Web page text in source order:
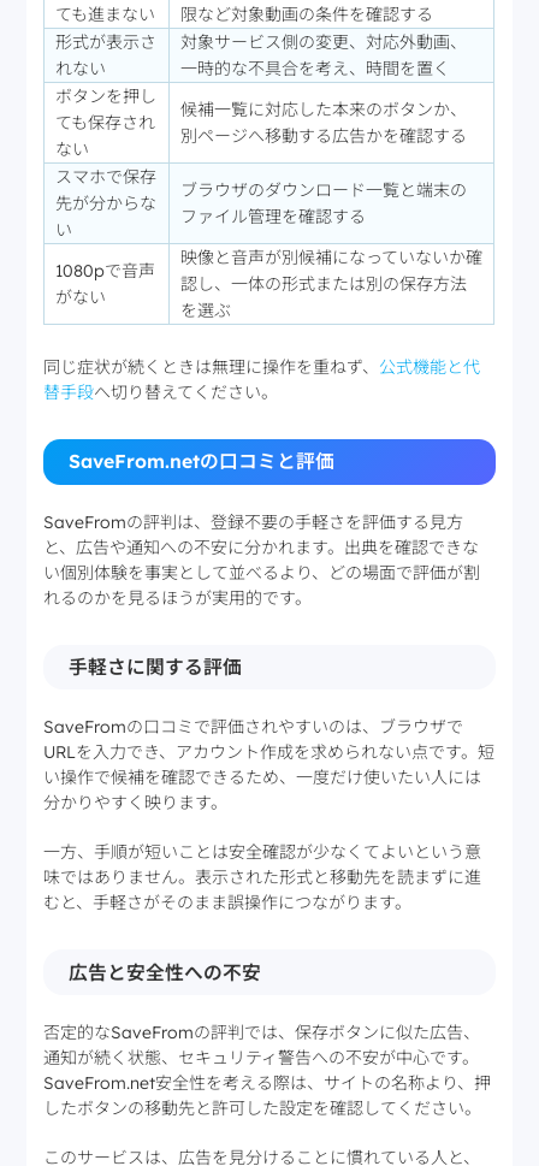
ても進まない
限など対象動画の条件を確認する
形式が表示さ
れない
対象サービス側の変更、対応外動画、
一時的な不具合を考え、時間を置く
ボタンを押し
ても保存され
ない
候補一覧に対応した本来のボタンか、
別ページへ移動する広告かを確認する
スマホで保存
先が分からな
い
ブラウザのダウンロード一覧と端末の
ファイル管理を確認する
1080pで音声
がない
映像と音声が別候補になっていないか確
認し、一体の形式または別の保存方法
を選ぶ
同じ症状が続くときは無理に操作を重ねず、 公式機能と代
替手段へ切り替えてください。
SaveFrom.netの口コミと評価
SaveFromの評判は、登録不要の手軽さを評価する見方
と、広告や通知への不安に分かれます。出典を確認できな
い個別体験を事実として並べるより、どの場面で評価が割
れるのかを見るほうが実用的です。
手軽さに関する評価
SaveFromの口コミで評価されやすいのは、ブラウザで
URLを入力でき、アカウント作成を求められない点です。短
い操作で候補を確認できるため、一度だけ使いたい人には
分かりやすく映ります。
一方、手順が短いことは安全確認が少なくてよいという意
味ではありません。表示された形式と移動先を読まずに進
むと、手軽さがそのまま誤操作につながります。
広告と安全性への不安
否定的なSaveFromの評判では、保存ボタンに似た広告、
通知が続く状態、セキュリティ警告への不安が中心です。
SaveFrom.net安全性を考える際は、サイトの名称より、押
したボタンの移動先と許可した設定を確認してください。
このサービスは、広告を見分けることに慣れている人と、